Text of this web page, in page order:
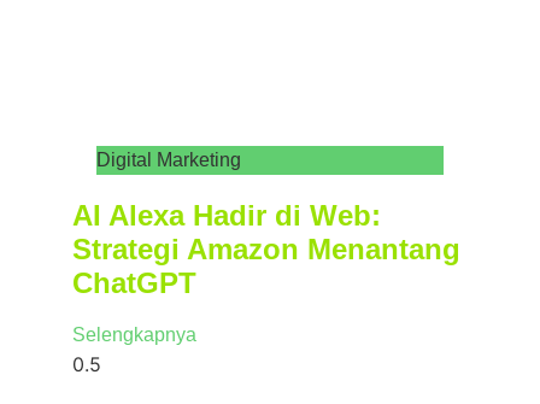
Digital Marketing
AI Alexa Hadir di Web:
Strategi Amazon Menantang
ChatGPT
Selengkapnya